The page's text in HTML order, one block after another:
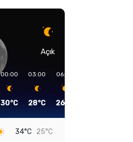
Açık
00:00
30°C
03:00
28°C
06:00
26°C
34°C 25°C